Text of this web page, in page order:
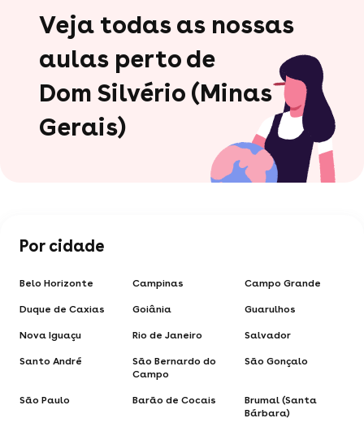
Veja todas as nossas
aulas perto de
Dom Silvério (Minas
Gerais)
Por cidade
Belo Horizonte Campinas Campo Grande
Duque de Caxias Goiânia Guarulhos
Nova Iguaçu Rio de Janeiro Salvador
Santo André
São Bernardo do
Campo
São Gonçalo
São Paulo Barão de Cocais
Brumal (Santa
Bárbara)